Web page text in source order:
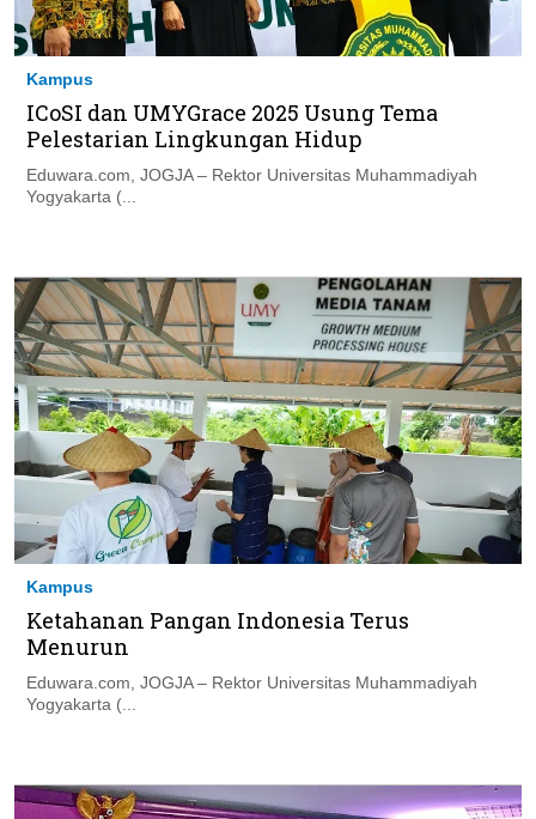
Kampus
ICoSI dan UMYGrace 2025 Usung Tema
Pelestarian Lingkungan Hidup
Eduwara.com, JOGJA – Rektor Universitas Muhammadiyah
Yogyakarta (...
Kampus
Ketahanan Pangan Indonesia Terus
Menurun
Eduwara.com, JOGJA – Rektor Universitas Muhammadiyah
Yogyakarta (...